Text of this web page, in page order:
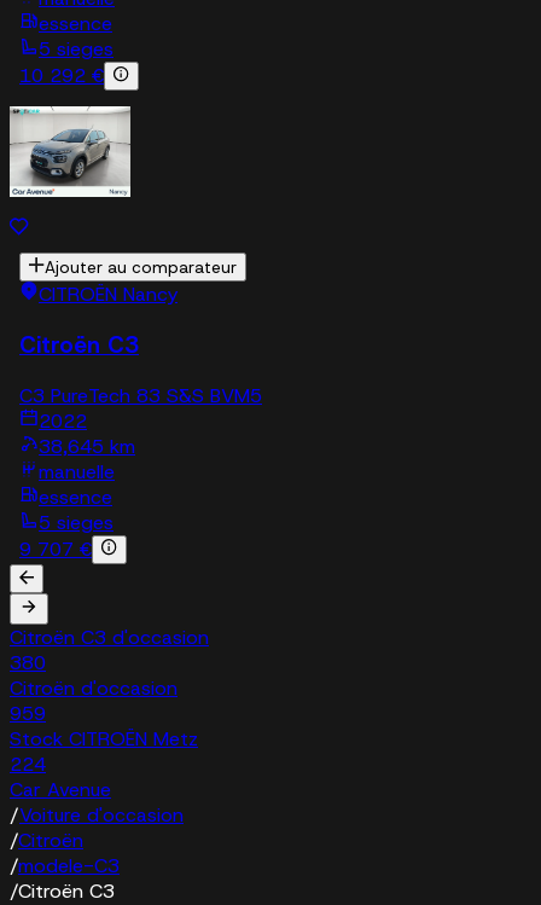
essence
5 sieges
10 292 €
Ajouter au comparateur
CITROËN Nancy
Citroën C3
C3 PureTech 83 S&S BVM5
2022
38,645 km
manuelle
essence
5 sieges
9 707 €
Citroën C3 d'occasion
380
Citroën d'occasion
959
Stock CITROËN Metz
224
Car Avenue
/Voiture d'occasion
/Citroën
/modele-C3
/Citroën C3